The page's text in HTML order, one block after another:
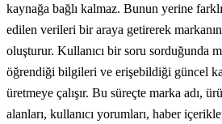
kaynağa bağlı kalmaz. Bunun yerine
edilen verileri bir araya getirerek
oluşturur. Kullanıcı bir soru sorduğunda
öğrendiği bilgileri ve erişebildiği güncel
üretmeye çalışır. Bu süreçte marka adı,
alanları, kullanıcı yorumları, haber